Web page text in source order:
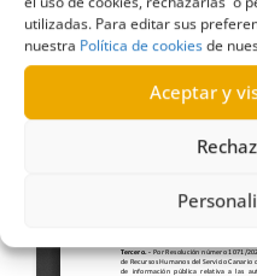
utilizadas. Para editar sus
nuestra Política de cookiesde
Aceptar y